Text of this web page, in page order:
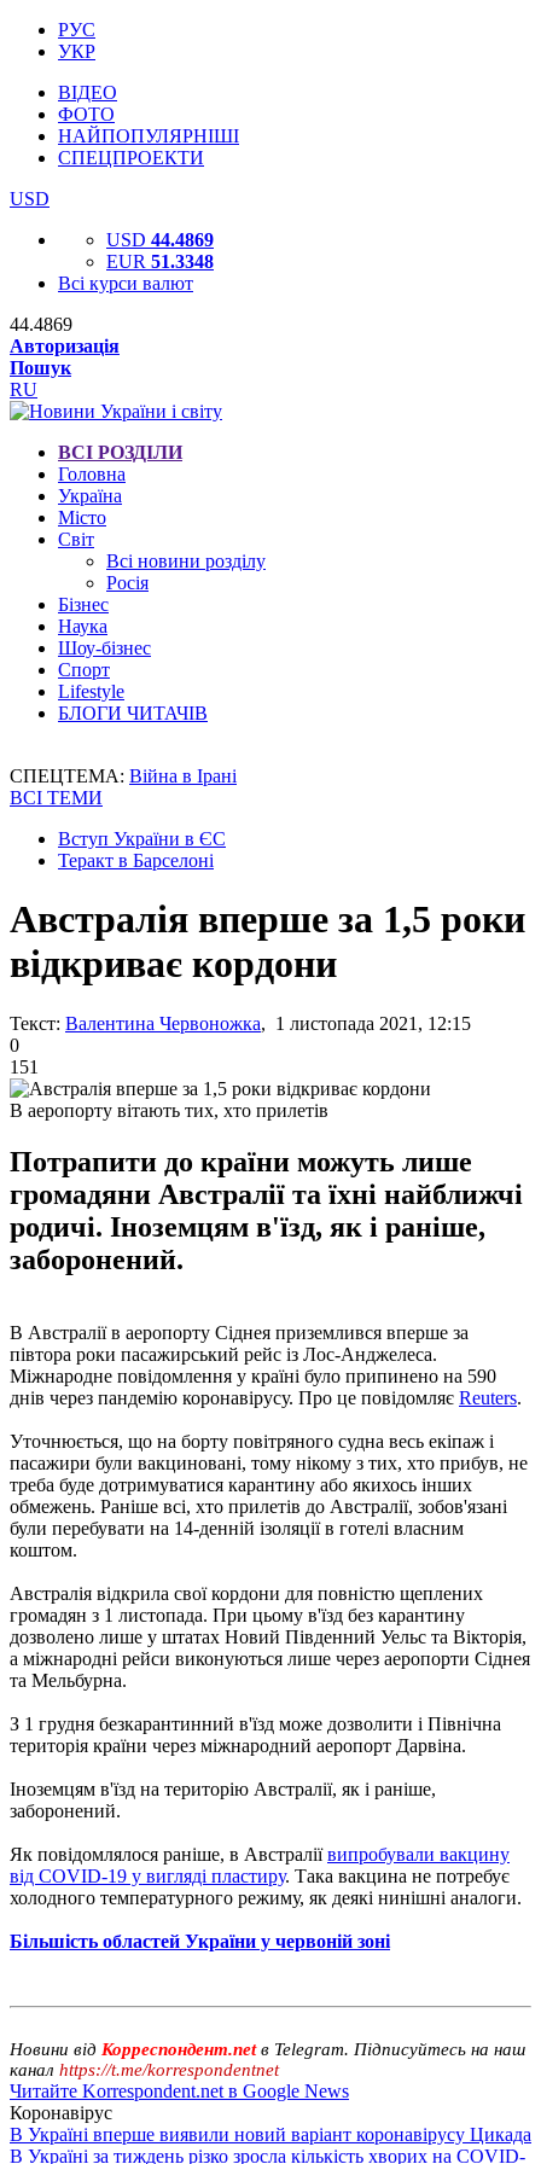
РУС
УКР
ВІДЕО
ФОТО
НАЙПОПУЛЯРНІШІ
СПЕЦПРОЕКТИ
USD
USD 44.4869
EUR 51.3348
Всі курси валют
44.4869
Авторизація
Пошук
RU
ВСІ РОЗДІЛИ
Головна
Україна
Місто
Світ
Всі новини розділу
Росія
Бізнес
Наука
Шоу-бізнес
Спорт
Lifestyle
БЛОГИ ЧИТАЧІВ
СПЕЦТЕМА: Війна в Ірані
ВСІ ТЕМИ
Вступ України в ЄС
Теракт в Барселоні
Австралія вперше за 1,5 роки
відкриває кордони
Текст: Валентина Червоножка, 1 листопада 2021, 12:15
0
151
В аеропорту вітають тих, хто прилетів
Потрапити до країни можуть лише
громадяни Австралії та їхні найближчі
родичі. Іноземцям в'їзд, як і раніше,
заборонений.
В Австралії в аеропорту Сіднея приземлився вперше за
півтора роки пасажирський рейс із Лос-Анджелеса.
Міжнародне повідомлення у країні було припинено на 590
днів через пандемію коронавірусу. Про це повідомляє Reuters.
Уточнюється, що на борту повітряного судна весь екіпаж і
пасажири були вакциновані, тому нікому з тих, хто прибув, не
треба буде дотримуватися карантину або якихось інших
обмежень. Раніше всі, хто прилетів до Австралії, зобов'язані
були перебувати на 14-денній ізоляції в готелі власним
коштом.
Австралія відкрила свої кордони для повністю щеплених
громадян з 1 листопада. При цьому в'їзд без карантину
дозволено лише у штатах Новий Південний Уельс та Вікторія,
а міжнародні рейси виконуються лише через аеропорти Сіднея
та Мельбурна.
З 1 грудня безкарантинний в'їзд може дозволити і Північна
територія країни через міжнародний аеропорт Дарвіна.
Іноземцям в'їзд на територію Австралії, як і раніше,
заборонений.
Як повідомлялося раніше, в Австраліївипробували вакцину
від COVID-19 у вигляді пластиру. Така вакцина не потребує
холодного температурного режиму, як деякі нинішні аналоги.
Більшість областей України у червоній зоні
Новини від Корреспондент.netв Telegram. Підписуйтесь на наш
канал https://t.me/korrespondentnet
Читайте Korrespondent.net в Google News
Коронавірус
В Україні вперше виявили новий варіант коронавірусу Цикада
В Україні за тиждень різко зросла кількість хворих на COVID-